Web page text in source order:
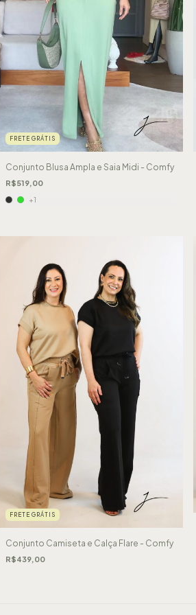
FRETE GRÁTIS
Conjunto Blusa Ampla e Saia Midi - Comfy
R$519,00
+1
FRETE GRÁTIS
Conjunto Camiseta e Calça Flare - Comfy
R$439,00